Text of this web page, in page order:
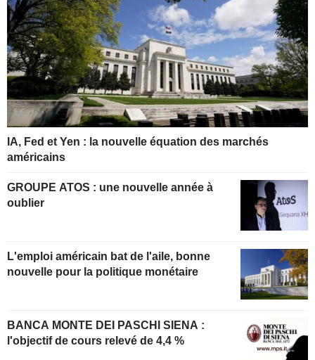
IA, Fed et Yen : la nouvelle équation des marchés
américains
GROUPE ATOS : une nouvelle année à
oublier
L'emploi américain bat de l'aile, bonne
nouvelle pour la politique monétaire
BANCA MONTE DEI PASCHI SIENA :
l'objectif de cours relevé de 4,4 %